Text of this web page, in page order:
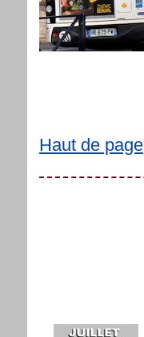
Haut de page